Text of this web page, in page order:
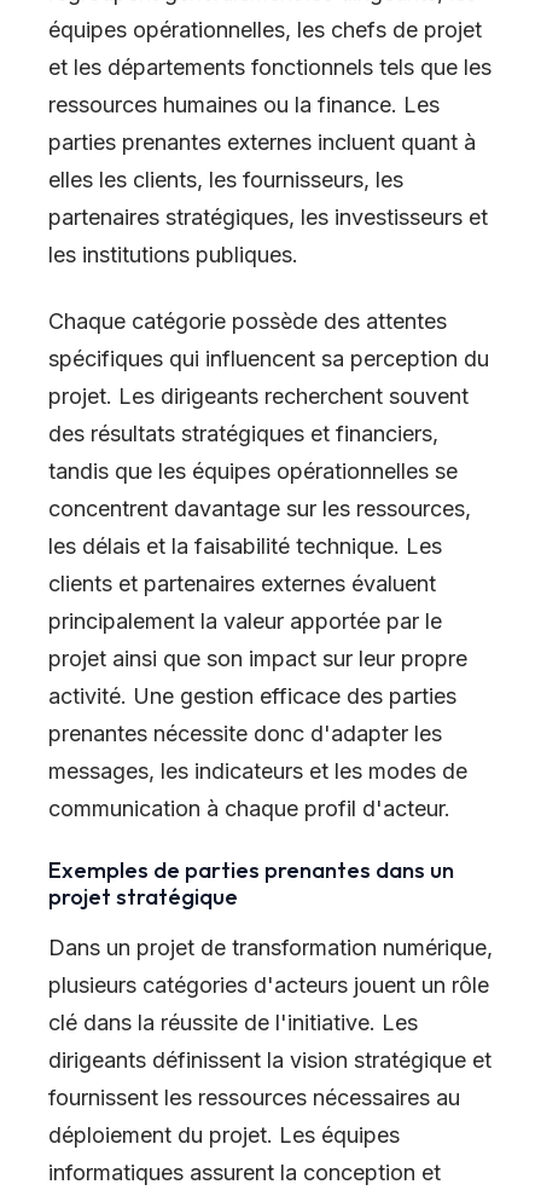
équipes opérationnelles, les chefs de projet
et les départements fonctionnels tels que les
ressources humaines ou la finance. Les
parties prenantes externes incluent quant à
elles les clients, les fournisseurs, les
partenaires stratégiques, les investisseurs et
les institutions publiques.
Chaque catégorie possède des attentes
spécifiques qui influencent sa perception du
projet. Les dirigeants recherchent souvent
des résultats stratégiques et financiers,
tandis que les équipes opérationnelles se
concentrent davantage sur les ressources,
les délais et la faisabilité technique. Les
clients et partenaires externes évaluent
principalement la valeur apportée par le
projet ainsi que son impact sur leur propre
activité. Une gestion efficace des parties
prenantes nécessite donc d'adapter les
messages, les indicateurs et les modes de
communication à chaque profil d'acteur.
Exemples de parties prenantes dans un
projet stratégique
Dans un projet de transformation numérique,
plusieurs catégories d'acteurs jouent un rôle
clé dans la réussite de l'initiative. Les
dirigeants définissent la vision stratégique et
fournissent les ressources nécessaires au
déploiement du projet. Les équipes
informatiques assurent la conception et